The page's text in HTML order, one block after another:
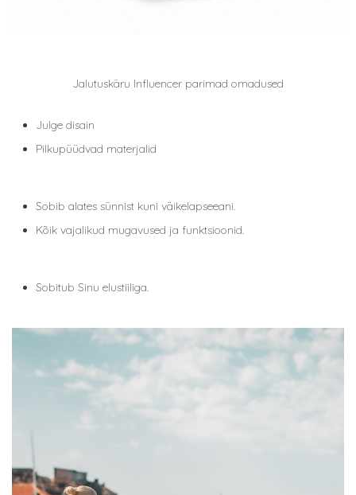
Jalutuskäru Influencer parimad omadused
Julge disain
Pilkupüüdvad materjalid
Sobib alates sünnist kuni väikelapseeani.
Kõik vajalikud mugavused ja funktsioonid.
Sobitub Sinu elustiiliga.